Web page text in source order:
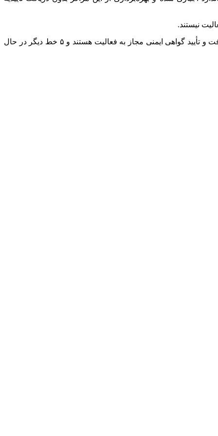
در استان وجود دارد که از این تعداد، ۵ خط با دریافت و تأیید گواهی ایمنی مجاز به فعالیت هستند و ۵ خط دیگر در حال